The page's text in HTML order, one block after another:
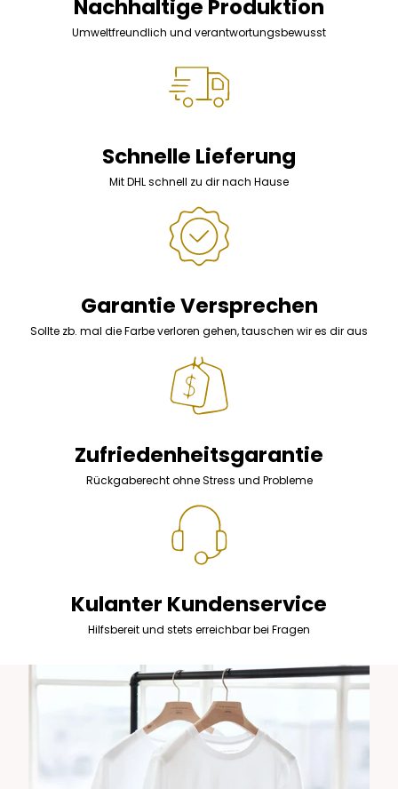
Nachhaltige Produktion
Umweltfreundlich und verantwortungsbewusst
Schnelle Lieferung
Mit DHL schnell zu dir nach Hause
Garantie Versprechen
Sollte zb. mal die Farbe verloren gehen, tauschen wir es dir aus
Zufriedenheitsgarantie
Rückgaberecht ohne Stress und Probleme
Kulanter Kundenservice
Hilfsbereit und stets erreichbar bei Fragen